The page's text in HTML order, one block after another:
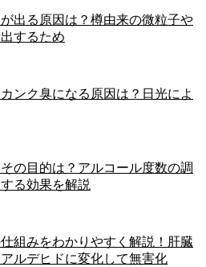
出る原因は？樽由来の微粒子や
するため
ンク臭になる原因は？日光によ
の目的は？アルコール度数の調
る効果を解説
組みをわかりやすく解説！肝臓
ルデヒドに変化して無害化